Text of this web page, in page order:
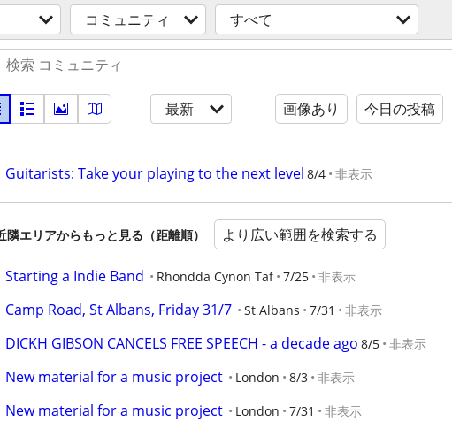
コミュニティ すべて
最新 画像あり 今日の投稿
Guitarists: Take your playing to the next level 8/4 非表示
隣エリアからもっと見る（距離順） より広い範囲を検索する
Starting a Indie Band Rhondda Cynon Taf 7/25 非表示
Camp Road, St Albans, Friday 31/7 St Albans 7/31 非表示
DICKH GIBSON CANCELS FREE SPEECH - a decade ago 8/5 非表示
New material for a music project London 8/3 非表示
New material for a music project London 7/31 非表示